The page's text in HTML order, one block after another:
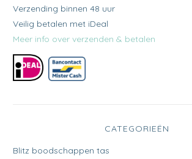
Verzending binnen 48 uur
Veilig betalen met iDeal
Meer info over verzenden & betalen
CATEGORIEËN
Blitz boodschappen tas